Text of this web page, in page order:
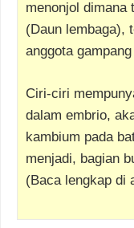
menonjol dimana
(Daun lembaga),
anggota
Ciri-ciri
dalam embrio,
kambium pada
menjadi, bagian
(Baca lengkap di